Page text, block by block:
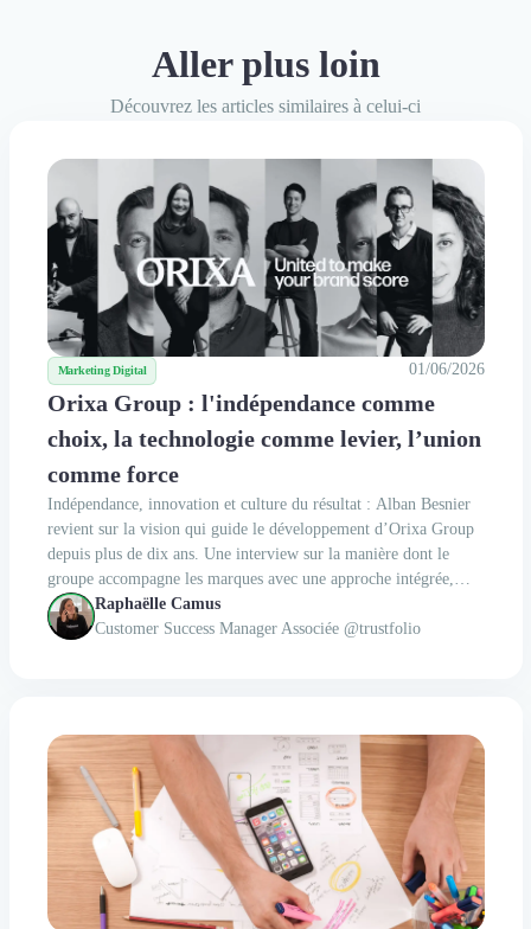
Aller plus loin
Découvrez les articles similaires à celui-ci
Marketing Digital 01/06/2026
Orixa Group : l'indépendance comme
choix, la technologie comme levier, l’union
comme force
Indépendance, innovation et culture du résultat : Alban Besnier
revient sur la vision qui guide le développement d’Orixa Group
depuis plus de dix ans. Une interview sur la manière dont le
groupe accompagne les marques avec une approche intégrée,
technophile et résolument orientée performance.
Raphaëlle Camus
Customer Success Manager Associée @trustfolio